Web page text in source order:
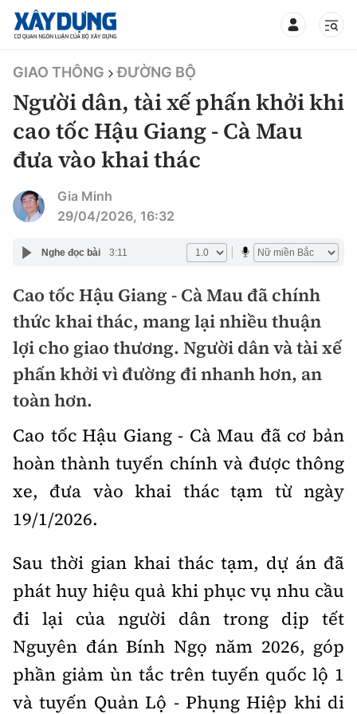
TIN BỘ XÂY DỰNG
CHUYÊN MỤC
Mới nhất
Thời sự
Chính trị
Xã hội
Chuyện dọc đường
Cải chính
Xây dựng
Chỉ đạo điều hành
Quy hoạch kiến trúc
Giám định chất lượng
Quản lý đô thị
Giao thông
Quản lý
Đường bộ
Hàng không
Đường sắt
Đường sắt tốc độ cao
Đường thủy
Hàng hải
Đường sắt đô thị
Kinh tế
Thị trường
Tài chính
Chứng khoán
Doanh nghiệp
Pháp luật
An ninh hình sự
Điều tra
Pháp đình
Hỏi - Đáp
An toàn giao thông
Giao thông 24h
ATGT địa phương
Văn hóa giao thông
Lái xe an toàn
Chung tay vì ATGT
Giáo dục
Y tế
Đời sống
Lao động - Công đoàn
Văn hóa - Giải Trí
Văn hóa
Showbiz
Điện ảnh
Thể thao
Bóng đá
Bình luận
Công nghệ
GIAO THÔNG ĐƯỜNG BỘ
Người dân, tài xế phấn khởi khi
cao tốc Hậu Giang - Cà Mau
đưa vào khai thác
Gia Minh
29/04/2026, 16:32
Nghe đọc bài 3:11
Cao tốc Hậu Giang - Cà Mau đã chính
thức khai thác, mang lại nhiều thuận
lợi cho giao thương. Người dân và tài xế
phấn khởi vì đường đi nhanh hơn, an
toàn hơn.
Cao tốc Hậu Giang- Cà Mau đã cơ bản
hoàn thành tuyến chính và được thông
xe, đưa vào khai thác tạm từ ngày
19/1/2026.
Sau thời gian khai thác tạm, dự án đã
phát huy hiệu quả khi phục vụ nhu cầu
đi lại của người dân trong dịp tết
Nguyên đán Bính Ngọ năm 2026, góp
phần giảm ùn tắc trên tuyến quốc lộ 1
và tuyến Quản Lộ -Phụng Hiệp khi di